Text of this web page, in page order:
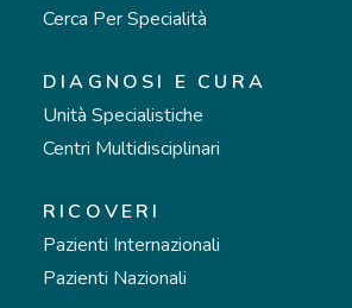
Cerca Per Specialità
DIAGNOSI E CURA
Unità Specialistiche
Centri Multidisciplinari
RICOVERI
Pazienti Internazionali
Pazienti Nazionali